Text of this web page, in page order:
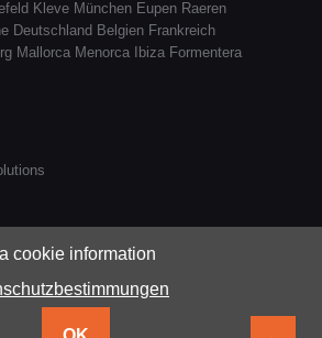
Kleve München Eupen Raeren
Deutschland Belgien Frankreich
Mallorca Menorca Ibiza Formentera
Energy Solutions
cookie information